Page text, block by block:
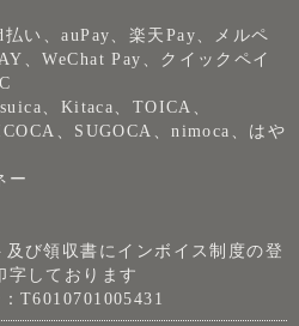
払い、auPay、楽天Pay、メルペ
、WeChat Pay、クイックペイ
、Kitaca、TOICA、
、SUGOCA、nimoca、はや
ー
び領収書にインボイス制度の登
字しております
T6010701005431